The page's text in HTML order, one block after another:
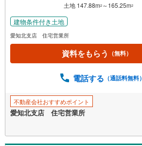
マ
イ
ペ
ー
る
土地 147.88m2 ～165.25m2
建物条件付き土地
愛知北支店 住宅営業所
資料をもらう （無料）
電話する （通話料無料）
不動産会社おすすめポイント
愛知北支店 住宅営業所